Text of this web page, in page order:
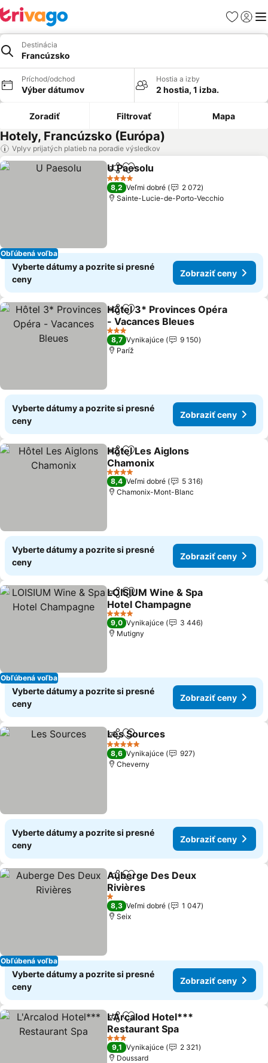
Obľúbené
Destinácia
Francúzsko
Príchod/odchod
Výber dátumov
Hostia a izby
2 hostia, 1 izba.
Zoradiť Filtrovať Mapa
Hotely, Francúzsko (Európa)
Vplyv prijatých platieb na poradie výsledkov
Obľúbená voľba
ZdieľaťPridať do obľúbených
U Paesolu
4 Počet hviezdičiek
8,2 Veľmi dobré
2 072
Sainte-Lucie-de-Porto-Vecchio
Vyberte dátumy a pozrite si presné
ceny
Zobraziť ceny
ZdieľaťPridať do obľúbených
Hôtel 3* Provinces Opéra
- Vacances Bleues
Zobraziť ceny
3 Počet hviezdičiek
8,7 Vynikajúce
9 150
Paríž
Vyberte dátumy a pozrite si presné
ceny
Zobraziť ceny
ZdieľaťPridať do obľúbených
Hôtel Les Aiglons
Chamonix
Zobraziť ceny
4 Počet hviezdičiek
8,4 Veľmi dobré
5 316
Chamonix-Mont-Blanc
Vyberte dátumy a pozrite si presné
ceny
Zobraziť ceny
Obľúbená voľba
ZdieľaťPridať do obľúbených
LOISIUM Wine & Spa
Hotel Champagne
Zobraziť ceny
4 Počet hviezdičiek
9,0 Vynikajúce
3 446
Mutigny
Vyberte dátumy a pozrite si presné
ceny
Zobraziť ceny
ZdieľaťPridať do obľúbených
Les Sources
5 Počet hviezdičiek
8,6 Vynikajúce
927
Cheverny
Vyberte dátumy a pozrite si presné
ceny
Zobraziť ceny
Obľúbená voľba
ZdieľaťPridať do obľúbených
Auberge Des Deux
Rivières
Zobraziť ceny
1 Počet hviezdičiek
8,3 Veľmi dobré
1 047
Seix
Vyberte dátumy a pozrite si presné
ceny
Zobraziť ceny
ZdieľaťPridať do obľúbených
L'Arcalod Hotel***
Restaurant Spa
Zobraziť ceny
3 Počet hviezdičiek
9,1 Vynikajúce
2 321
Doussard